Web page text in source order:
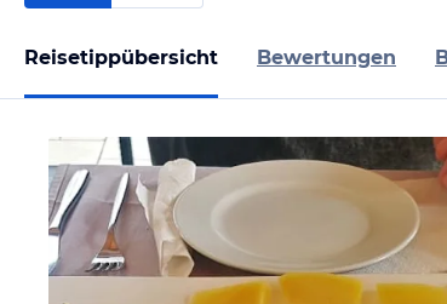
Reisetippübersicht Bewertungen